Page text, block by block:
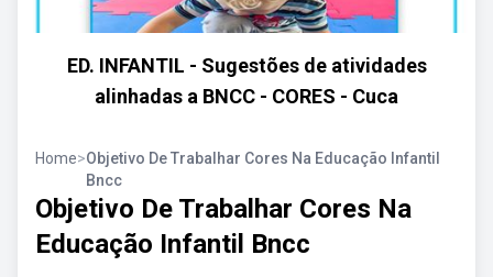
ED. INFANTIL - Sugestões de atividades
alinhadas a BNCC - CORES - Cuca
Home>Objetivo De Trabalhar Cores Na Educação Infantil
Bncc
Objetivo De Trabalhar Cores Na
Educação Infantil Bncc